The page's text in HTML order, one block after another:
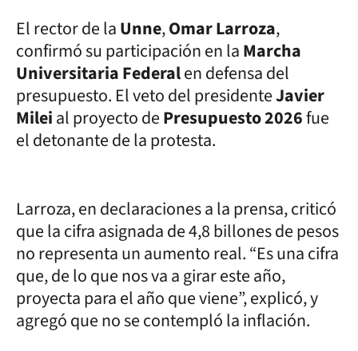
El rector de laUnne,Omar Larroza,
confirmó su participación en laMarcha
Universitaria Federalen defensa del
presupuesto. El veto del presidenteJavier
Mileial proyecto dePresupuesto 2026fue
el detonante de la protesta.
Larroza, en declaraciones a la prensa, criticó
que la cifra asignada de 4,8 billones de pesos
no representa un aumento real. “Es una cifra
que, de lo que nos va a girar este año,
proyecta para el año que viene”, explicó, y
agregó que no se contempló la inflación.